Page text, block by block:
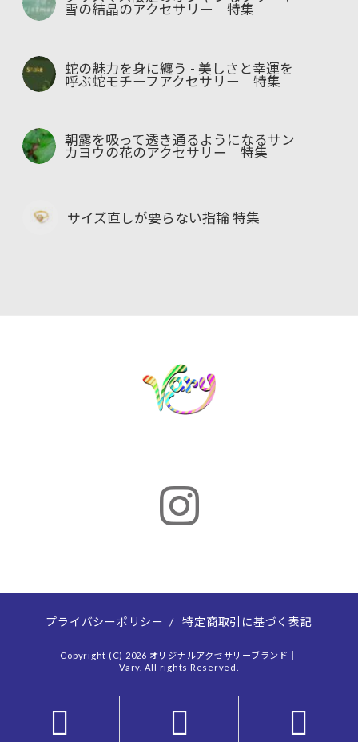
雪の結晶のアクセサリー 特集
蛇の魅力を身に纏う - 美しさと幸運を
呼ぶ蛇モチーフアクセサリー 特集
朝露を吸って透き通るようになるサン
カヨウの花のアクセサリー 特集
サイズ直しが要らない指輪 特集
プライバシーポリシー / 特定商取引に基づく表記
Copyright (C) 2026 オリジナルアクセサリーブランド｜
Vary. All rights Reserved.
  